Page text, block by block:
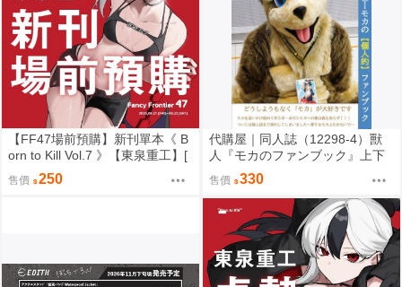
【FF47場前預購】新刊單本《 B
orn to Kill Vol.7 》【東泉重工】[
蔚藍檔案 ブルアカ / 鬼方佳世子
カヨコ ]
售價 250
代購屋｜同人誌（12298-4）獸
人『モカのファンブック』上下
左右 ふちなし印刷
售價 330